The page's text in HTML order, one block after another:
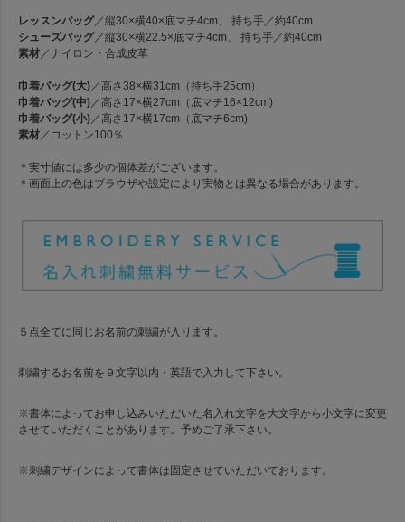
レッスンバッグ／縦30×横40×底マチ4cm、 持ち手／約40cm
シューズバッグ／縦30×横22.5×底マチ4cm、 持ち手／約40cm
素材／ナイロン・合成皮革
巾着バッグ(大)／高さ38×横31cm（持ち手25cm）
巾着バッグ(中)／高さ17×横27cm（底マチ16×12cm)
巾着バッグ(小)／高さ17×横17cm（底マチ6cm)
素材／コットン100％
＊実寸値には多少の個体差がございます。
＊画面上の色はブラウザや設定により実物とは異なる場合があります。
５点全てに同じお名前の刺繍が入ります。
刺繍するお名前を９文字以内・英語で入力して下さい。
※書体によってお申し込みいただいた名入れ文字を大文字から小文字に変更
させていただくことがあります。予めご了承下さい。
※刺繍デザインによって書体は固定させていただいております。